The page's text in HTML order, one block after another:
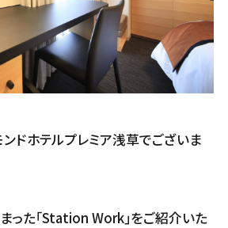
ンドホテルプレミア浅草でございま
った｢Station Work｣をご紹介いた